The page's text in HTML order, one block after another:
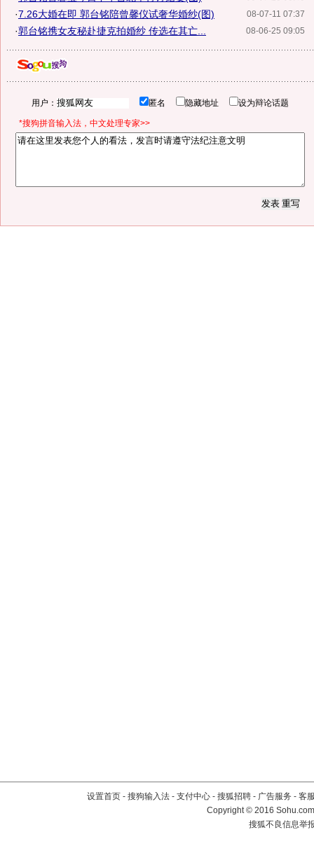
08-07-11 07:37
·7.26大婚在即 郭台铭陪曾馨仪试奢华婚纱(图)
08-06-25 09:05
·郭台铭携女友秘赴捷克拍婚纱 传选在其亡...
用户： 匿名 隐藏地址 设为辩论话题
*搜狗拼音输入法，中文处理专家>>
设置首页 - 搜狗输入法 - 支付中心 - 搜狐招聘 - 广告服务 - 客
Copyright©2016
搜狐不良信息举